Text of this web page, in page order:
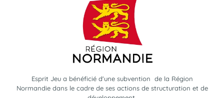
Esprit Jeu a bénéficié d'une subvention de la Région
Normandie dans le cadre de ses actions de structuration et de